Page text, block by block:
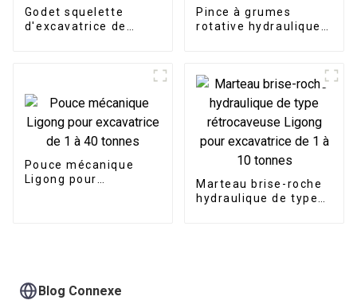
Godet squelette
d'excavatrice de
Pince à grumes
rotative hydraulique
Pouce mécanique
Ligong pour
Marteau brise-roche
hydraulique de type
Blog Connexe